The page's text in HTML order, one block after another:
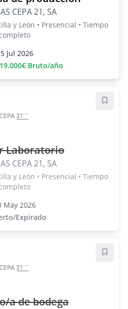
CEPA 21, SA
y León • Presencial • Tiempo
completo
Jul 2026
Bruto/año
Laboratorio
CEPA 21, SA
y León • Presencial • Tiempo
completo
May 2026
Expirado
a de bodega